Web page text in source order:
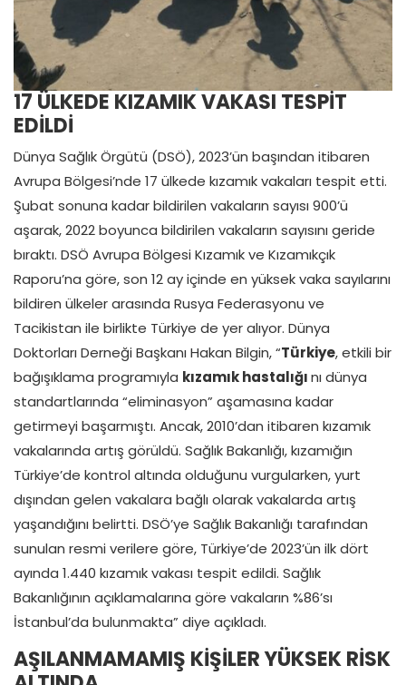
17 ÜLKEDE KIZAMIK VAKASI TESPİT
EDİLDİ
Dünya Sağlık Örgütü (DSÖ), 2023’ün başından itibaren
Avrupa Bölgesi’nde 17 ülkede kızamık vakaları tespit etti.
Şubat sonuna kadar bildirilen vakaların sayısı 900’ü
aşarak, 2022 boyunca bildirilen vakaların sayısını geride
bıraktı. DSÖ Avrupa Bölgesi Kızamık ve Kızamıkçık
Raporu’na göre, son 12 ay içinde en yüksek vaka sayılarını
bildiren ülkeler arasında Rusya Federasyonu ve
Tacikistan ile birlikte Türkiye de yer alıyor. Dünya
Doktorları Derneği Başkanı Hakan Bilgin, “Türkiye, etkili bir
bağışıklama programıyla kızamık hastalığını dünya
standartlarında “eliminasyon” aşamasına kadar
getirmeyi başarmıştı. Ancak, 2010’dan itibaren kızamık
vakalarında artış görüldü. Sağlık Bakanlığı, kızamığın
Türkiye’de kontrol altında olduğunu vurgularken, yurt
dışından gelen vakalara bağlı olarak vakalarda artış
yaşandığını belirtti. DSÖ’ye Sağlık Bakanlığı tarafından
sunulan resmi verilere göre, Türkiye’de 2023’ün ilk dört
ayında 1.440 kızamık vakası tespit edildi. Sağlık
Bakanlığının açıklamalarına göre vakaların %86’sı
İstanbul’da bulunmakta” diye açıkladı.
AŞILANMAMAMIŞ KİŞİLER YÜKSEK RİSK